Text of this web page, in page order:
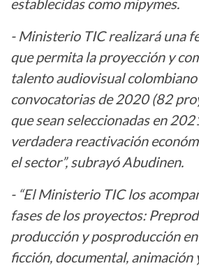
- Ministerio TIC realizará una
que permita la proyección y
talento audiovisual
convocatorias de 2020 (82
que sean seleccionadas en
verdadera reactivación
el sector”, subrayó Abudinen.
- “El Ministerio TIC los
fases de los proyectos:
producción y posproducción
ficción, documental, animación